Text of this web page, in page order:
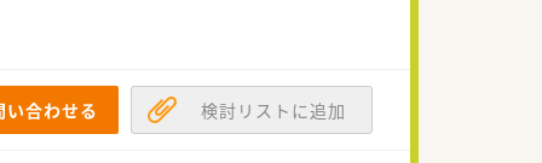
合わせる 検討リストに追加